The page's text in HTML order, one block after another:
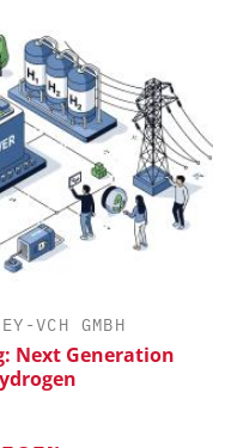
VCH GMBH
Next Generation